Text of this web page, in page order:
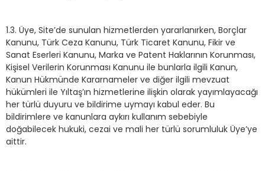
1.3. Üye, Site’de sunulan hizmetlerden yararlanırken, Borçlar
Kanunu, Türk Ceza Kanunu, Türk Ticaret Kanunu, Fikir ve
Sanat Eserleri Kanunu, Marka ve Patent Haklarının Korunması,
Kişisel Verilerin Korunması Kanunu ile bunlarla ilgili Kanun,
Kanun Hükmünde Kararnameler ve diğer ilgili mevzuat
hükümleri ile Yıltaş’ın hizmetlerine ilişkin olarak yayımlayacağı
her türlü duyuru ve bildirime uymayı kabul eder. Bu
bildirimlere ve kanunlara aykırı kullanım sebebiyle
doğabilecek hukuki, cezai ve mali her türlü sorumluluk Üye’ye
aittir.